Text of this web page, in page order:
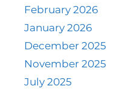
February 2026
January 2026
December 2025
November 2025
July 2025